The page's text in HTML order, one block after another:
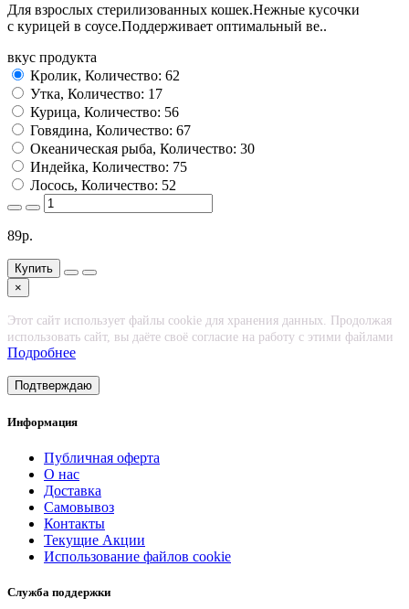
Для взрослых стерилизованных кошек.Нежные кусочки
с курицей в соусе.Поддерживает оптимальный ве..
вкус продукта
Кролик, Количество: 62
Утка, Количество: 17
Курица, Количество: 56
Говядина, Количество: 67
Океаническая рыба, Количество: 30
Индейка, Количество: 75
Лосось, Количество: 52
89р.
Купить
×
Этот сайт использует файлы cookie для хранения данных. Продолжая
использовать сайт, вы даёте своё согласие на работу с этими файлами
Подробнее
Подтверждаю
Информация
Публичная оферта
О нас
Доставка
Самовывоз
Контакты
Текущие Акции
Использование файлов cookie
Служба поддержки